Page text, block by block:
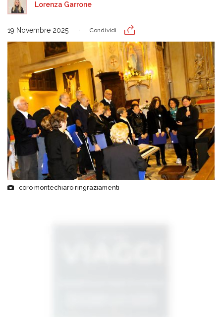
Lorenza Garrone
19 Novembre 2025 Condividi
coro montechiaro ringraziamenti